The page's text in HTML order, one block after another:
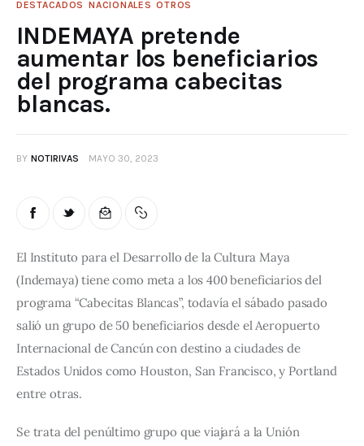
DESTACADOS NACIONALES OTROS
INDEMAYA pretende
aumentar los beneficiarios
del programa cabecitas
blancas.
BY NOTIRIVAS MAYO 30, 2023
El Instituto para el Desarrollo de la Cultura Maya
(Indemaya) tiene como meta a los 400 beneficiarios del
programa “Cabecitas Blancas”, todavía el sábado pasado
salió un grupo de 50 beneficiarios desde el Aeropuerto
Internacional de Cancún con destino a ciudades de
Estados Unidos como Houston, San Francisco, y Portland
entre otras.
Se trata del penúltimo grupo que viajará a la Unión